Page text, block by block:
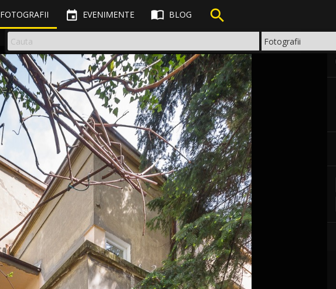
FOTOGRAFII  EVENIMENTE  BLOG 